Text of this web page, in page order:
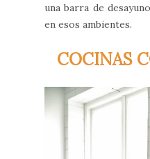
una barra de
en esos ambientes.
COCINAS